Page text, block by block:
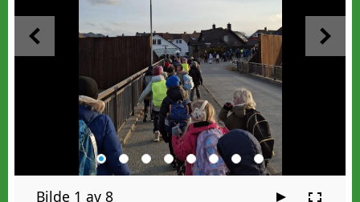
Bilde 1 av 8